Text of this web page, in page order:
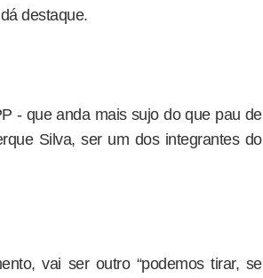
destaque.
- que anda mais sujo do que pau de
Silva, ser um dos integrantes do
vai ser outro “podemos tirar, se